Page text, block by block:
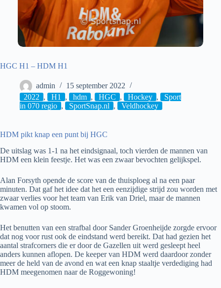
HGC H1 – HDM H1
admin
15 september 2022
2022 , H1 , hdm , HGC , Hockey ,
Sport
in 070 regio , SportSnap.nl , Veldhockey
HDM pikt knap een punt bij HGC
De uitslag was 1-1 na het eindsignaal, toch vierden de mannen van
HDM een klein feestje. Het was een zwaar bevochten gelijkspel.
Alan Forsyth opende de score van de thuisploeg al na een paar
minuten. Dat gaf het idee dat het een eenzijdige strijd zou worden met
zwaar verlies voor het team van Erik van Driel, maar de mannen
kwamen vol op stoom.
Het benutten van een strafbal door Sander Groenheijde zorgde ervoor
dat nog voor rust ook de eindstand werd bereikt. Dat had gezien het
aantal strafcorners die er door de Gazellen uit werd gesleept heel
anders kunnen aflopen. De keeper van HDM werd daardoor zonder
meer de held van de avond en wat een knap staaltje verdediging had
HDM meegenomen naar de Roggewoning!